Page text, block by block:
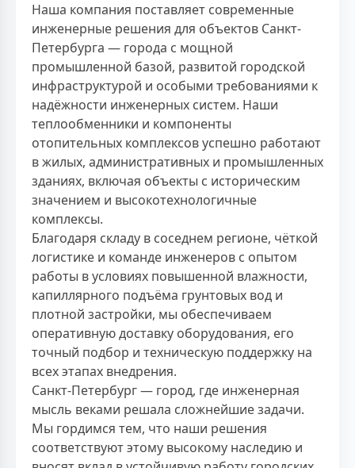
Наша компания поставляет современные
инженерные решения для объектов Санкт-
Петербурга — города с мощной
промышленной базой, развитой городской
инфраструктурой и особыми требованиями к
надёжности инженерных систем. Наши
теплообменники и компоненты
отопительных комплексов успешно работают
в жилых, административных и промышленных
зданиях, включая объекты с историческим
значением и высокотехнологичные
комплексы.
Благодаря складу в соседнем регионе, чёткой
логистике и команде инженеров с опытом
работы в условиях повышенной влажности,
капиллярного подъёма грунтовых вод и
плотной застройки, мы обеспечиваем
оперативную доставку оборудования, его
точный подбор и техническую поддержку на
всех этапах внедрения.
Санкт-Петербург — город, где инженерная
мысль веками решала сложнейшие задачи.
Мы гордимся тем, что наши решения
соответствуют этому высокому наследию и